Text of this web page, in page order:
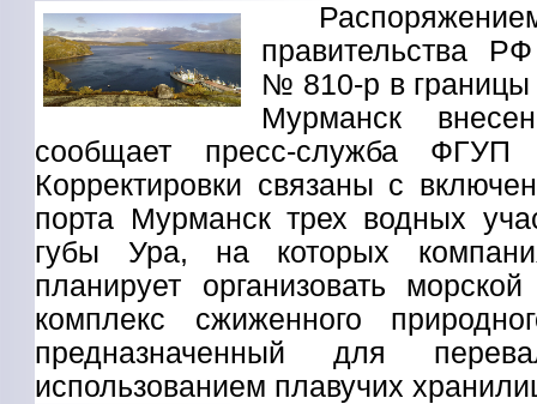
правительства
№ 810-р в границы
Мурманск
сообщает пресс-служба ФГУП
Корректировки связаны с
порта Мурманск трех водных
губы Ура, на которых
планирует организовать морской
комплекс сжиженного
предназначенный для
использованием плавучих